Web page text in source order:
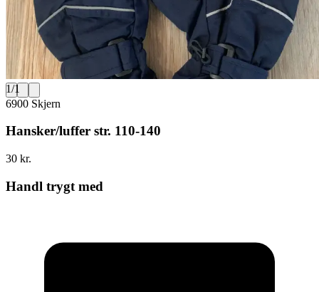
1/1
6900 Skjern
Hansker/luffer str. 110-140
30 kr.
Handl trygt med